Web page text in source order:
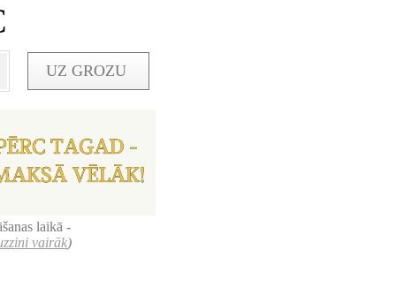
UZ GROZU
laikā -
vairāk)